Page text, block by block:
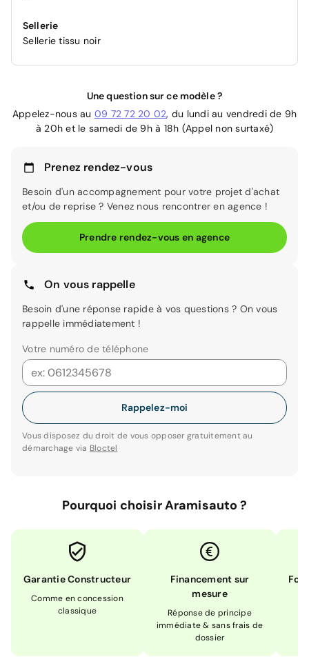
Sellerie
Sellerie tissu noir
Une question sur ce modèle ?
Appelez-nous au 09 72 72 20 02, du lundi au vendredi de 9h
à 20h et le samedi de 9h à 18h (Appel non surtaxé)
Prenez rendez-vous
Besoin d'un accompagnement pour votre projet d'achat
et/ou de reprise ? Venez nous rencontrer en agence !
Prendre rendez-vous en agence
On vous rappelle
Besoin d'une réponse rapide à vos questions ? On vous
rappelle immédiatement !
Votre numéro de téléphone
Rappelez-moi
Vous disposez du droit de vous opposer gratuitement au
démarchage via Bloctel
Pourquoi choisir Aramisauto ?
Garantie Constructeur
Comme en concession
classique
Financement sur
mesure
Réponse de principe
immédiate & sans frais de
dossier